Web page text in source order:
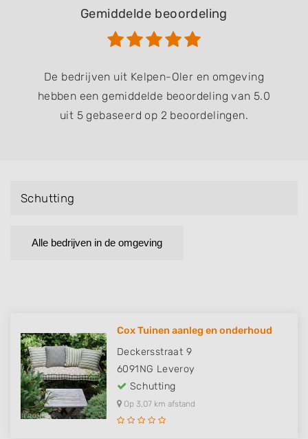
Gemiddelde beoordeling
De bedrijven uit Kelpen-Oler en omgeving
hebben een gemiddelde beoordeling van 5.0
uit 5 gebaseerd op 2 beoordelingen.
Schutting
Alle bedrijven in de omgeving
Cox Tuinen aanleg en onderhoud
Deckersstraat 9
6091NG Leveroy
Schutting
Op 3,07 km afstand